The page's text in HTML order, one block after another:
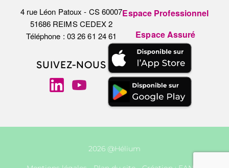
4 rue Léon Patoux - CS 60007
51686 REIMS CEDEX 2
Téléphone : 03 26 61 24 61
Espace Professionnel
Espace Assuré
SUIVEZ-NOUS
2026 @Hélium